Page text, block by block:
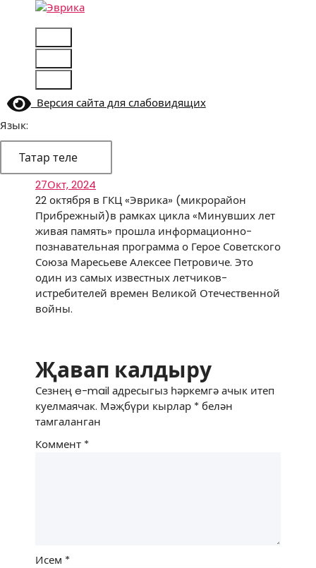
Версия сайта для слабовидящих
Язык:
Татар теле
27Окт, 2024
22 октября в ГКЦ «Эврика» (микрорайон
Прибрежный)в рамках цикла «Минувших лет
живая память» прошла информационно-
познавательная программа о Герое Советского
Союза Маресьеве Алексее Петровиче. Это
один из самых известных летчиков-
истребителей времен Великой Отечественной
войны.
Җавап калдыру
Сезнең e-mail адресыгыз һәркемгә ачык итеп
куелмаячак. Мәҗбүри кырлар *белән
тамгаланган
Коммент *
Исем *